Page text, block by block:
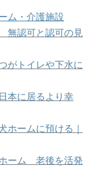
ム・介護施設
無認可と認可の見
がトイレや下水に
本に居るより幸
ホームに預ける｜
ーム 老後を活発